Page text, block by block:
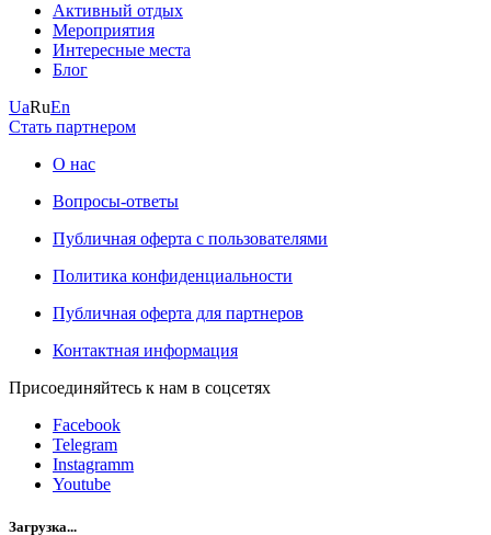
Активный отдых
Мероприятия
Интересные места
Блог
UaRuEn
Стать партнером
О нас
Вопросы-ответы
Публичная оферта с пользователями
Политика конфиденциальности
Публичная оферта для партнеров
Контактная информация
Присоединяйтесь к нам в соцсетях
Facebook
Telegram
Instagramm
Youtube
Загрузка...